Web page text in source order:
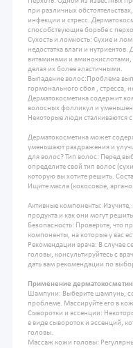
при различных
инфекции и стресс.
способствующие борьбе с
Сухость и ломкость: Сухие и
недостатка влаги и
витаминами и
делая их более эластичными.
Выпадение волос:Проблема
гормонального сбоя , стресса,
Дерматокосметика содержит
волосных фолликул и
Некоторые люди сталкиваются
Дерматокосметика может
уменьшают раздражения и
для волос? Тип волос: Перед
определите свой тип волос
которую вы хотите решить.
Ищите масла (кокосовое,
Активные компоненты: Изучите,
продукта и как они могут
Безопасность: Проверьте, что
компоненты, на которые у вас
Рекомендации врача: В случае
головы, консультируйтесь с
дать вам рекомендации по
Применение
Шампуни: Выберите шампунь,
проблеме. Массируйте его в
Сыворотки и эссенции:
в виде сывороток и эссенций,
головы.
Массаж кожи головы: